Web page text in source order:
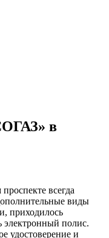
в
всегда
виды
приходилось
электронный полис.
удостоверение и